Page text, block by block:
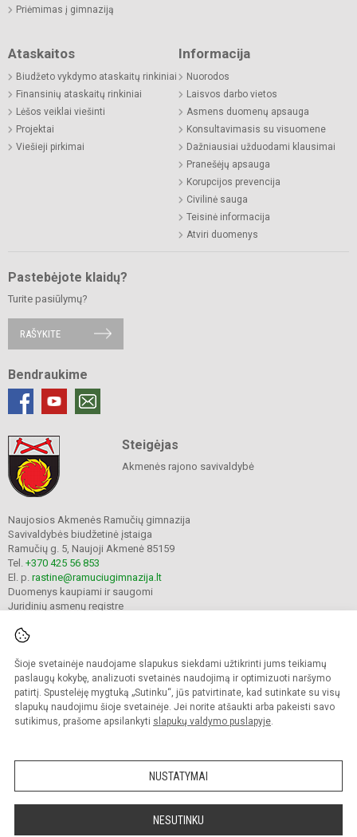
Šioje svetainėje naudojame slapukus siekdami užtikrinti jums teikiamų
paslaugų kokybę, analizuoti svetainės naudojimą ir optimizuoti naršymo
patirtį. Spustelėję mygtuką „Sutinku“, jūs patvirtinate, kad sutinkate su visų
slapukų naudojimu šioje svetainėje. Jei norite atšaukti arba pakeisti savo
sutikimus, prašome apsilankyti slapukų valdymo puslapyje.
NUSTATYMAI
NESUTINKU
Priėmimas į gimnaziją
Ataskaitos
Biudžeto vykdymo ataskaitų rinkiniai
Finansinių ataskaitų rinkiniai
Lėšos veiklai viešinti
Projektai
Viešieji pirkimai
Informacija
Nuorodos
Laisvos darbo vietos
Asmens duomenų apsauga
Konsultavimasis su visuomene
Dažniausiai užduodami klausimai
Pranešėjų apsauga
Korupcijos prevencija
Civilinė sauga
Teisinė informacija
Atviri duomenys
Pastebėjote klaidų?
Turite pasiūlymų?
RAŠYKITE
Bendraukime
Steigėjas
Akmenės rajono savivaldybė
Naujosios Akmenės Ramučių gimnazija
Savivaldybės biudžetinė įstaiga
Ramučių g. 5, Naujoji Akmenė 85159
Tel. +370 425 56 853
El. p. rastine@ramuciugimnazija.lt
Duomenys kaupiami ir saugomi
Juridinių asmenų registre
© 2024. Naujosios Akmenės Ramučių gimnazija. Visos teisės saugomos.
Kopijuoti turinį be raštiško įstaigos administracijos sutikimo griežtai draudžiama.
Prieinamumo paraiška Slapukų valdymas